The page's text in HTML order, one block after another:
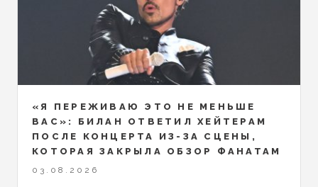
«Я ПЕРЕЖИВАЮ ЭТО НЕ МЕНЬШЕ
ВАС»: БИЛАН ОТВЕТИЛ ХЕЙТЕРАМ
ПОСЛЕ КОНЦЕРТА ИЗ-ЗА СЦЕНЫ,
КОТОРАЯ ЗАКРЫЛА ОБЗОР ФАНАТАМ
03.08.2026